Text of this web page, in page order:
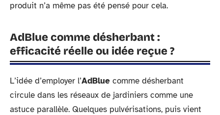
produit n’a même pas été pensé pour cela.
AdBlue comme désherbant :
efficacité réelle ou idée reçue ?
L’idée d’employer l’AdBlue comme désherbant
circule dans les réseaux de jardiniers comme une
astuce parallèle. Quelques pulvérisations, puis vient